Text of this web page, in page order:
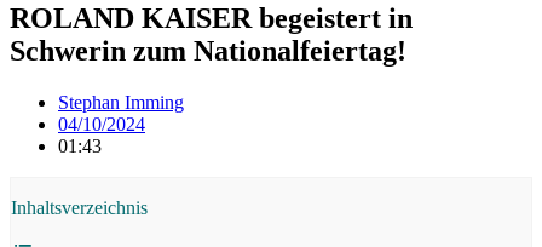
ROLAND KAISER begeistert in
Schwerin zum Nationalfeiertag!
Stephan Imming
04/10/2024
01:43
Inhaltsverzeichnis